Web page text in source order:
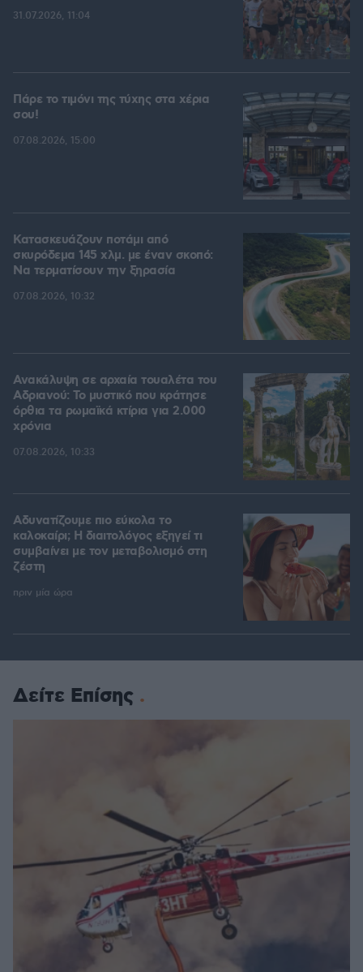
31.07.2026, 11:04
Πάρε το τιμόνι της τύχης στα χέρια
σου!
07.08.2026, 15:00
Κατασκευάζουν ποτάμι από
σκυρόδεμα 145 χλμ. με έναν σκοπό:
Να τερματίσουν την ξηρασία
07.08.2026, 10:32
Ανακάλυψη σε αρχαία τουαλέτα του
Αδριανού: Το μυστικό που κράτησε
όρθια τα ρωμαϊκά κτίρια για 2.000
χρόνια
07.08.2026, 10:33
Αδυνατίζουμε πιο εύκολα το
καλοκαίρι; Η διαιτολόγος εξηγεί τι
συμβαίνει με τον μεταβολισμό στη
ζέστη
πριν μία ώρα
Δείτε Επίσης